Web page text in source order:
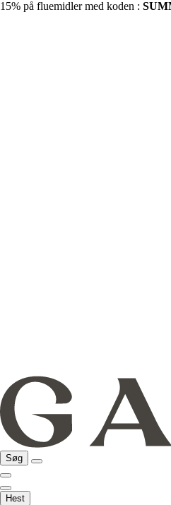
15% på fluemidler med koden :
Søg
Hest